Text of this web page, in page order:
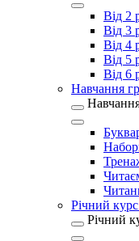
Від 2
Від 3
Від 4
Від 5
Від 6
Навчання
Річний
Річний